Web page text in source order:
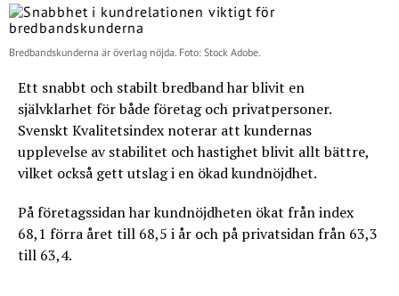
Bredbandskunderna är överlag nöjda. Foto: Stock Adobe.
Ett snabbt och stabilt bredband har blivit en
självklarhet för både företag och privatpersoner.
Svenskt Kvalitetsindex noterar att kundernas
upplevelse av stabilitet och hastighet blivit allt bättre,
vilket också gett utslag i en ökad kundnöjdhet.
På företagssidan har kundnöjdheten ökat från index
68,1 förra året till 68,5 i år och på privatsidan från 63,3
till 63,4.